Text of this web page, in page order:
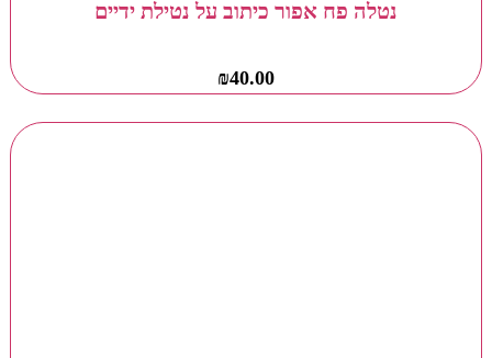
נטלה פח אפור כיתוב על נטילת ידיים
₪40.00